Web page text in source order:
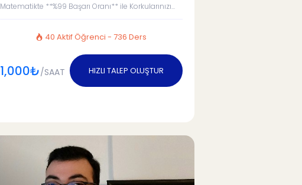
Matematikte **%99 Başarı Oranı** ile Korkularınızı...
40 Aktif Öğrenci - 736 Ders
1,000₺/SAAT HIZLI TALEP OLUŞTUR